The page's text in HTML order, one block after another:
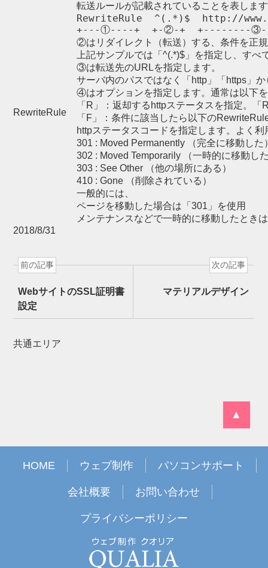
RewriteRule
転送ルールが記載されていることを表しま
RewriteRule  ^(.*)$  http://
+---①----+  +-②-+  +--------
②はリダイレクト（転送）する、条件を正
上記サンプルでは「^(.*)$」を指定し、す
③は転送先のURLを指定します。
サーバ内のパスではなく「http」「https」
④はオプションを指定します。通常は以下
「R」：返却するhttpステータスを指定。
「F」：条件に該当したら以下の
httpステータスコードを指定します。よく
301 : Moved Permanently （完全に移動した
302 : Moved Temporarily （一時的に移動し
303 : See Other （他の場所にある）
410 : Gone （削除されている）
一般的には、
ページを移動した場合は「301」を使用
メンテナンスなどで一時的に移動したとき
2018/8/31
前の記事
WebサイトのSSL証明書
設定
次の記事
マテリアルデザイン
共通エリア
▲
HOME ウェブ制作 パソコンサポート
会社概要 お問い合わせ
プライバシーポリシー